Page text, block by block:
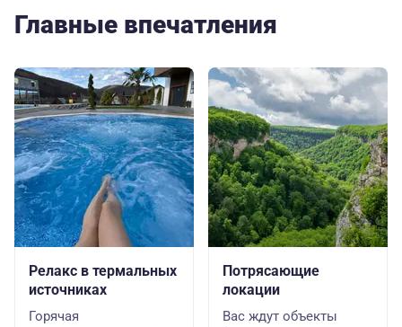
Главные впечатления
Релакс в термальных
источниках
Горячая
Потрясающие
локации
Вас ждут объекты